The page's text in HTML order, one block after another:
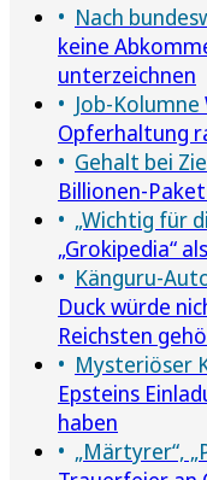
Nach
keine
unterzeichnen
Job-Kolumne
Opferhaltung
Gehalt bei
Billionen-
„Wichtig für
„Grokipedia“
Känguru-
Duck würde
Reichsten
Mysteriöser
Epsteins
haben
„Märtyrer“,